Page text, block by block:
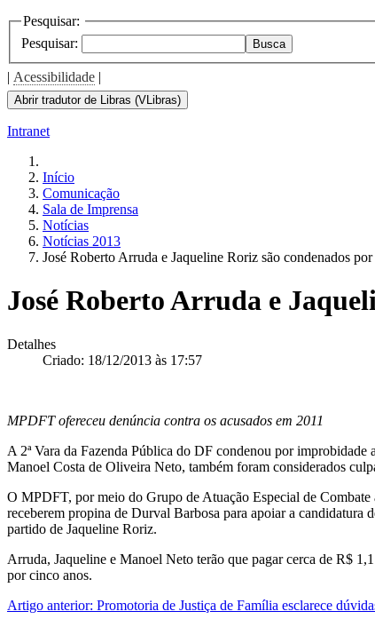
Pesquisar:
Pesquisar:
Busca
| Acessibilidade |
Abrir tradutor de Libras (VLibras)
Intranet
Início
Comunicação
Sala de Imprensa
Notícias
Notícias 2013
José Roberto Arruda e Jaqueline Roriz são condenados
José Roberto Arruda e
Detalhes
Criado: 18/12/2013 às 17:57
MPDFT ofereceu denúncia contra os acusados em 2011
A 2ª Vara da Fazenda Pública do DF condenou por
Manoel Costa de Oliveira Neto, também foram considerados
O MPDFT, por meio do Grupo de Atuação Especial de
receberem propina de Durval Barbosa para apoiar a
partido de Jaqueline Roriz.
Arruda, Jaqueline e Manoel Neto terão que pagar cerca de R$
por cinco anos.
Artigo anterior: Promotoria de Justiça de Família esclarece